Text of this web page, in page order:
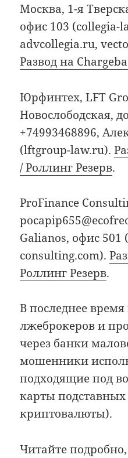
Москва, 1-я
офис 103 (collegia-
advcollegia.ru,
Развод на
Юрфинтех, LFT
Новослободская,
+74993468896,
(lftgroup-law.ru).
/ Роллинг Резерв.
ProFinance
Galianos, офис 501
consulting.com).
Роллинг Резерв.
В последнее время
лжеброкеров и
через банки
мошенники
подходящие под
карты
криптовалюты).
Читайте